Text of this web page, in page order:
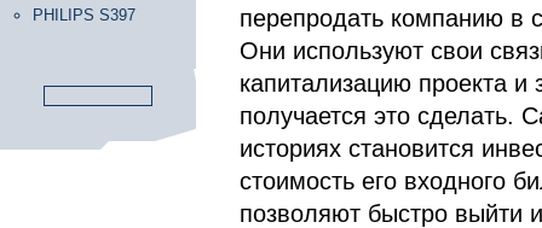
PHILIPS S397
перепродать компанию в
Они используют свои
капитализацию проекта и
получается это сделать.
историях становится
стоимость его входного
позволяют быстро выйти